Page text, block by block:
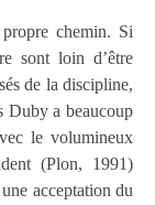
chemin. Si
sont loin d’être
de la discipline,
Duby a beaucoup
le volumineux
(Plon, 1991)
acceptation du